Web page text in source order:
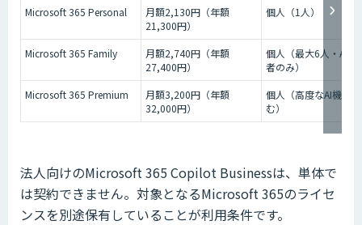
Microsoft 365 Personal
月額2,130円（年額
21,300円）
個人（1人）
Microsoft 365 Family
月額2,740円（年額
27,400円）
個人（最大6人・AIは
者のみ）
Microsoft 365 Premium
月額3,200円（年額
32,000円）
個人（高度なAI機能
む）
法人向けのMicrosoft 365 Copilot Businessは、単体で
は契約できません。対象となるMicrosoft 365のライセ
ンスを別途保有していることが利用条件です。